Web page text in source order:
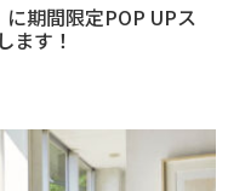
に期間限定POP UPス
ます！